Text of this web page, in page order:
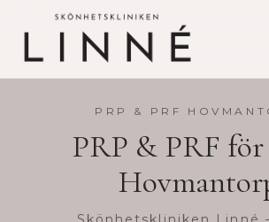
PRP & PRF
PRP & PRF